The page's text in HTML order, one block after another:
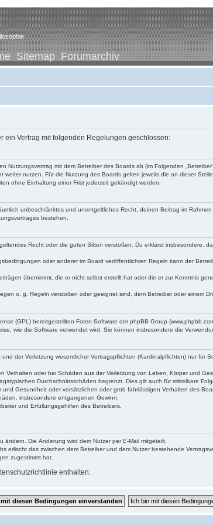
Sitemap Forumarchiv
ein Vertrag mit folgenden Regelungen geschlossen:
Nutzungsvertrag mit dem Betreiber des Boards ab (im Folgenden
nutzen. Für die Nutzung des Boards gelten jeweils die an dieser
ohne Einhaltung einer Frist jederzeit gekündigt werden.
unbeschränktes und unentgeltliches Recht, deinen Beitrag im Rahmen
bestehen.
Recht oder die guten Sitten verstoßen. Du erklärst insbesondere,
oder anderer im Board veröffentlichten Regeln kann der
übernimmt, die er nicht selbst erstellt hat oder die er zur Kenntnis
o. g. Regeln verstoßen oder geeignet sind, dem Betreiber oder einem
(GPL) bereitgestellten Foren-Software der phpBB Group
wie die Software verwendet wird. Sie können insbesondere die
der Verletzung wesentlicher Vertragspflichten (Kardinalpflichten) nur
oder bei Schäden aus der Verletzung von Leben, Körper und
Durchschnittsschäden begrenzt. Dies gilt auch für mittelbare
Gesundheit oder vorsätzlichen oder grob fahrlässigen Verhalten des
insbesondere entgangenen Gewinn.
und Erfüllungsgehilfen des Betreibers.
Die Änderung wird dem Nutzer per E-Mail mitgeteilt.
das zwischen dem Betreiber und dem Nutzer bestehende
zugestimmt hat.
enthalten.